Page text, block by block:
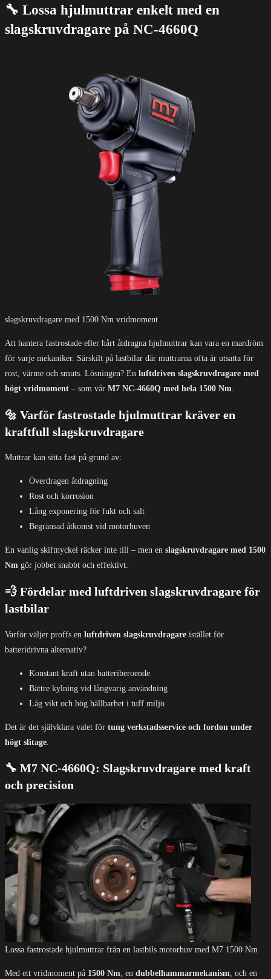
🔧 Lossa hjulmuttrar enkelt med en
slagskruvdragare på NC-4660Q
slagskruvdragare med 1500 Nm vridmoment
Att hantera fastrostade eller hårt åtdragna hjulmuttrar kan vara en mardröm
för varje mekaniker. Särskilt på lastbilar där muttrarna ofta är utsatta för
rost, värme och smuts. Lösningen? En luftdriven slagskruvdragare med
högt vridmoment – som vår M7 NC-4660Q med hela 1500 Nm.
🔩 Varför fastrostade hjulmuttrar kräver en
kraftfull slagskruvdragare
Muttrar kan sitta fast på grund av:
Överdragen åtdragning
Rost och korrosion
Lång exponering för fukt och salt
Begränsad åtkomst vid motorhuven
En vanlig skiftnyckel räcker inte till – men en slagskruvdragare med 1500
Nm gör jobbet snabbt och effektivt.
💨 Fördelar med luftdriven slagskruvdragare för
lastbilar
Varför väljer proffs en luftdriven slagskruvdragare istället för
batteridrivna alternativ?
Konstant kraft utan batteriberoende
Bättre kylning vid långvarig användning
Låg vikt och hög hållbarhet i tuff miljö
Det är det självklara valet för tung verkstadsservice och fordon under
högt slitage
🔧 M7 NC-4660Q: Slagskruvdragare med kraft
och precision
Lossa fastrostade hjulmuttrar från en lastbils motorhuv med M7 1500 Nm
Med ett vridmoment på 1500 Nm, en dubbelhammarmekanism, och en